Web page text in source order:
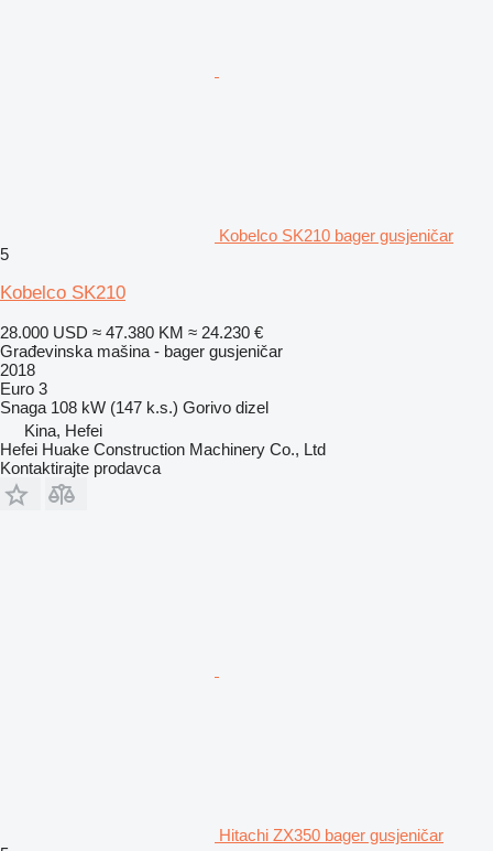
Kobelco SK210 bager gusjeničar
5
Kobelco SK210
28.000 USD ≈ 47.380 KM ≈ 24.230 €
Građevinska mašina - bager gusjeničar
2018
Euro 3
Snaga 108 kW (147 k.s.) Gorivo dizel
Kina, Hefei
Hefei Huake Construction Machinery Co., Ltd
Kontaktirajte prodavca
Hitachi ZX350 bager gusjeničar